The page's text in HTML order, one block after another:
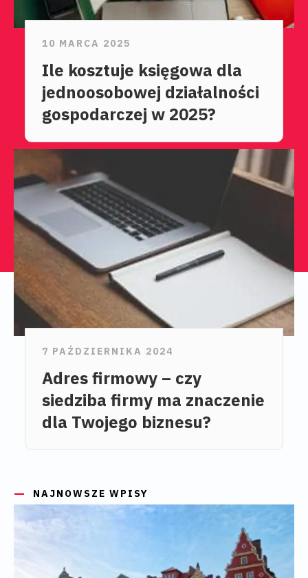
10 MARCA 2025
Ile kosztuje księgowa dla
jednoosobowej działalności
gospodarczej w 2025?
7 PAŹDZIERNIKA 2024
Adres firmowy – czy
siedziba firmy ma znaczenie
dla Twojego biznesu?
NAJNOWSZE WPISY